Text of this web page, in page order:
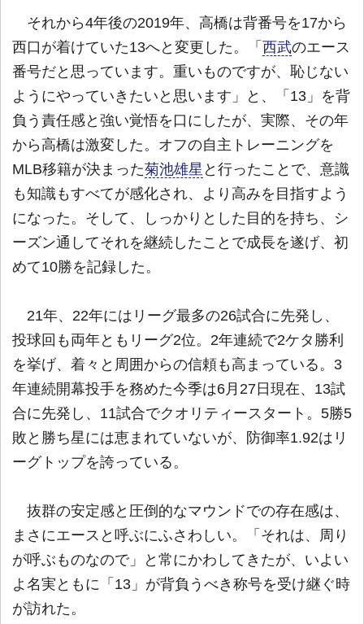
それから4年後の2019年、高橋は背番号を17から
西口が着けていた13へと変更した。「 西武のエース
番号だと思っています。重いものですが、恥じない
ようにやっていきたいと思います」と、「13」を背
負う責任感と強い覚悟を口にしたが、実際、その年
から高橋は激変した。オフの自主トレーニングを
MLB移籍が決まった菊池雄星 と行ったことで、意識
も知識もすべてが感化され、より高みを目指すよう
になった。そして、しっかりとした目的を持ち、シ
ーズン通してそれを継続したことで成長を遂げ、初
めて10勝を記録した。
21年、22年にはリーグ最多の26試合に先発し、
投球回も両年ともリーグ2位。2年連続で2ケタ勝利
を挙げ、着々と周囲からの信頼も高まっている。3
年連続開幕投手を務めた今季は6月27日現在、13試
合に先発し、11試合でクオリティースタート。5勝5
敗と勝ち星には恵まれていないが、防御率1.92はリ
ーグトップを誇っている。
抜群の安定感と圧倒的なマウンドでの存在感は、
まさにエースと呼ぶにふさわしい。「それは、周り
が呼ぶものなので」と常にかわしてきたが、いよい
よ名実ともに「13」が背負うべき称号を受け継ぐ時
が訪れた。